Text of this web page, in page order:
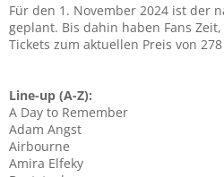
Für den 1. November 2024 ist der
geplant. Bis dahin haben Fans
Tickets zum aktuellen Preis von
Line-up (A-Z):
A Day to Remember
Adam Angst
Airbourne
Amira Elfeky